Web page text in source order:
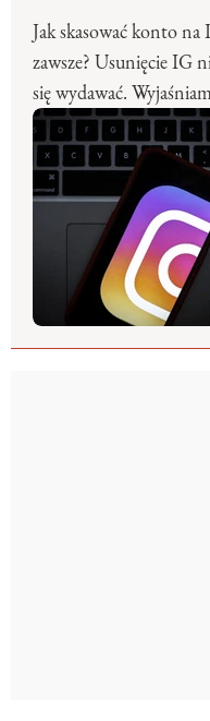
Jak skasować konto
zawsze? Usunięcie IG
się wydawać.